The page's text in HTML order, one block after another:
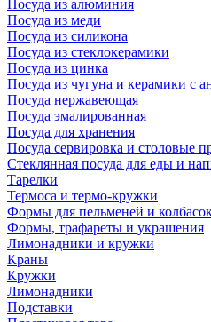
Посуда из алюминия
Посуда из меди
Посуда из силикона
Посуда из стеклокерамики
Посуда из цинка
Посуда из чугуна и керамики с
Посуда нержавеющая
Посуда эмалированная
Посуда для хранения
Посуда сервировка и столовые
Стеклянная посуда для еды и
Тарелки
Термоса и термо-кружки
Формы для пельменей и
Формы, трафареты и украшения
Лимонадники и кружки
Краны
Кружки
Лимонадники
Подставки